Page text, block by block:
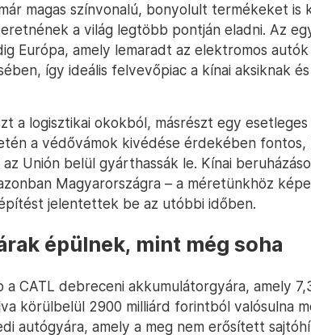
magas színvonalú, bonyolult termékeket is
a világ legtöbb pontján eladni. Az
Európa, amely lemaradt az elektromos autók
így ideális felvevőpiac a kínai aksiknak
a logisztikai okokból, másrészt egy
a védővámok kivédése érdekében fontos,
Unión belül gyárthassák le. Kínai
Magyarországra – a méretünkhöz
jelentettek be az utóbbi időben.
épülnek, mint még soha
a CATL debreceni akkumulátorgyára, amely
körülbelül 2900 milliárd forintból valósulna
autógyára, amely a meg nem erősített